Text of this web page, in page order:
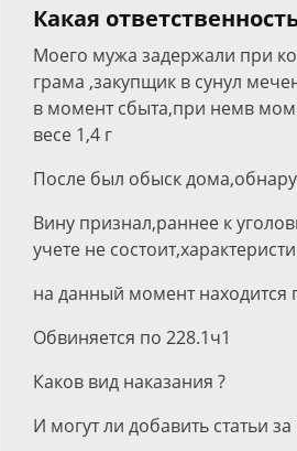
Какая
Моего мужа задержали при
грама ,закупщик в сунул
в момент сбыта,при немв
весе 1,4 г
После был обыск
Вину признал,раннее к
учете не
на данный момент
Обвиняется по 228.1ч1
Каков вид наказания ?
И могут ли добавить статьи